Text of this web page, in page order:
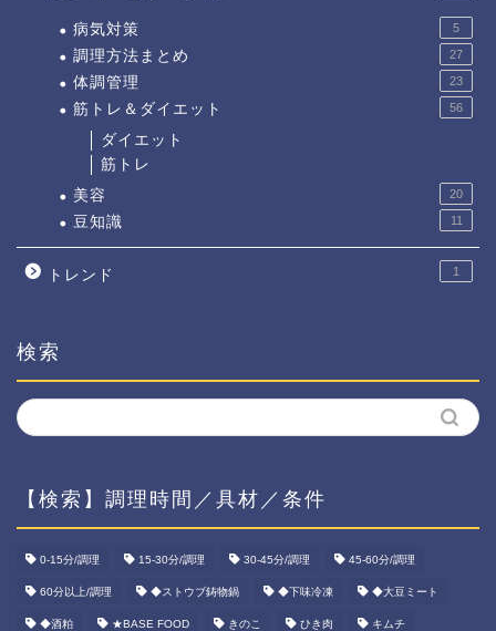
病気対策 5
調理方法まとめ 27
体調管理 23
筋トレ＆ダイエット 56
ダイエット
筋トレ
美容
20
豆知識 11
トレンド 1
検索
【検索】調理時間／具材／条件
0-15分/調理 15-30分/調理 30-45分/調理 45-60分/調理
60分以上/調理 ◆ストウブ鋳物鍋 ◆下味冷凍 ◆大豆ミート
◆酒粕 ★BASE FOOD きのこ ひき肉 キムチ
ホーム
資産運用